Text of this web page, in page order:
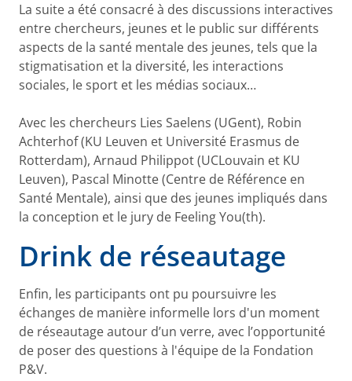
La suite a été consacré à des discussions interactives
entre chercheurs, jeunes et le public sur différents
aspects de la santé mentale des jeunes, tels que la
stigmatisation et la diversité, les interactions
sociales, le sport et les médias sociaux…
Avec les chercheurs Lies Saelens (UGent), Robin
Achterhof (KU Leuven et Université Erasmus de
Rotterdam), Arnaud Philippot (UCLouvain et KU
Leuven), Pascal Minotte (Centre de Référence en
Santé Mentale), ainsi que des jeunes impliqués dans
la conception et le jury de Feeling You(th).
Drink de réseautage
Enfin, les participants ont pu poursuivre les
échanges de manière informelle lors d'un moment
de réseautage autour d’un verre, avec l’opportunité
de poser des questions à l'équipe de la Fondation
P&V.